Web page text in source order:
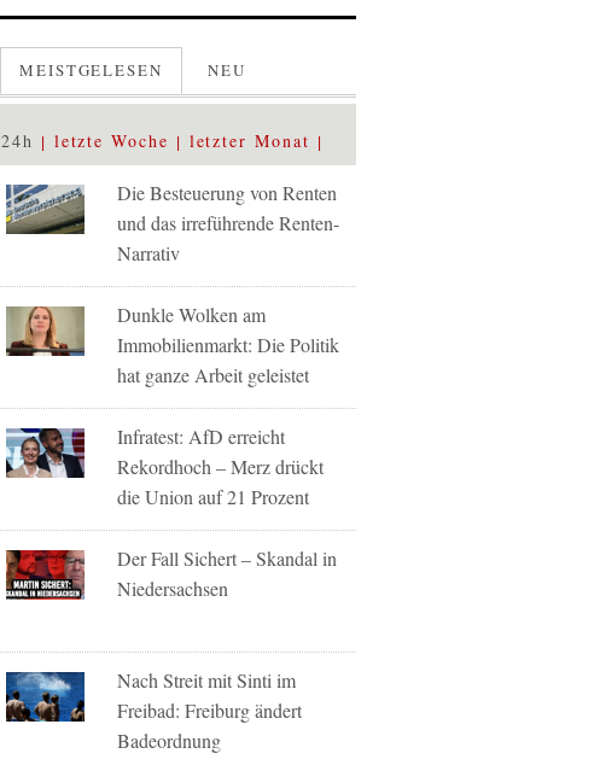
MEISTGELESEN NEU
24h letzte Woche letzter Monat
Die Besteuerung von Renten
und das irreführende Renten-
Narrativ
Dunkle Wolken am
Immobilienmarkt: Die Politik
hat ganze Arbeit geleistet
Infratest: AfD erreicht
Rekordhoch – Merz drückt
die Union auf 21 Prozent
Der Fall Sichert – Skandal in
Niedersachsen
Nach Streit mit Sinti im
Freibad: Freiburg ändert
Badeordnung